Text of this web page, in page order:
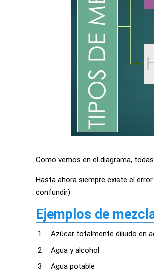
Como vemos en el diagrama,
Hasta ahora siempre existe el
confundir)
Ejemplos de
Azúcar totalmente diluido en
Agua y alcohol
Agua potable